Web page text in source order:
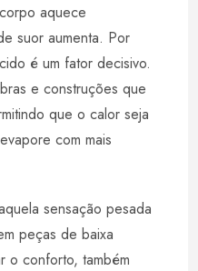
aquece
suor aumenta. Por
é um fator decisivo.
e construções que
que o calor seja
com mais
sensação pesada
peças de baixa
o conforto, também